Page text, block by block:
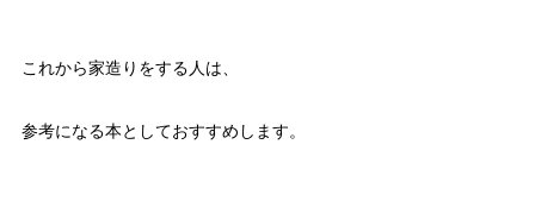
これから家造りをする人は、
参考になる本としておすすめします。